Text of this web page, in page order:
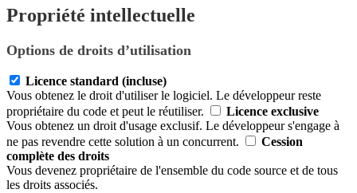
Propriété intellectuelle
Options de droits d’utilisation
Licence standard (incluse)
Vous obtenez le droit d'utiliser le logiciel. Le développeur reste
propriétaire du code et peut le réutiliser.
Licence exclusive
Vous obtenez un droit d'usage exclusif. Le développeur s'engage à
ne pas revendre cette solution à un concurrent.
Cession
complète des droits
Vous devenez propriétaire de l'ensemble du code source et de tous
les droits associés.